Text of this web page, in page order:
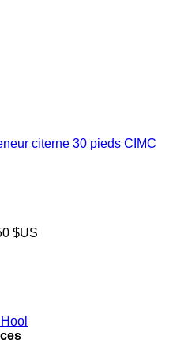
citerne 30 pieds CIMC
$US